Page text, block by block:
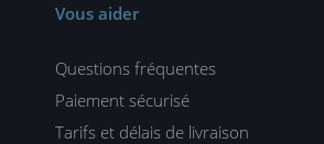
Vous aider
Questions fréquentes
Paiement sécurisé
Tarifs et délais de livraison